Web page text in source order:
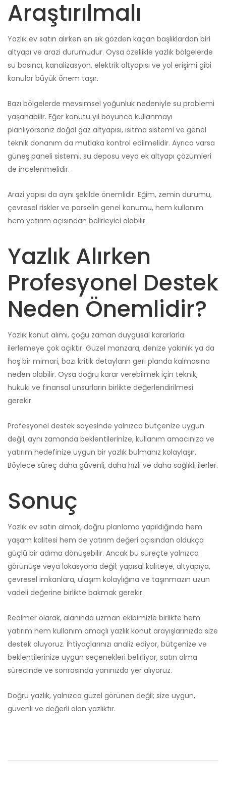
Araştırılmalı
Yazlık ev satın alırken en sık gözden kaçan başlıklardan biri
altyapı ve arazi durumudur. Oysa özellikle yazlık bölgelerde
su basıncı, kanalizasyon, elektrik altyapısı ve yol erişimi gibi
konular büyük önem taşır.
Bazı bölgelerde mevsimsel yoğunluk nedeniyle su problemi
yaşanabilir. Eğer konutu yıl boyunca kullanmayı
planlıyorsanız doğal gaz altyapısı, ısıtma sistemi ve genel
teknik donanım da mutlaka kontrol edilmelidir. Ayrıca varsa
güneş paneli sistemi, su deposu veya ek altyapı çözümleri
de incelenmelidir.
Arazi yapısı da aynı şekilde önemlidir. Eğim, zemin durumu,
çevresel riskler ve parselin genel konumu, hem kullanım
hem yatırım açısından belirleyici olabilir.
Yazlık Alırken
Profesyonel Destek
Neden Önemlidir?
Yazlık konut alımı, çoğu zaman duygusal kararlarla
ilerlemeye çok açıktır. Güzel manzara, denize yakınlık ya da
hoş bir mimari, bazı kritik detayların geri planda kalmasına
neden olabilir. Oysa doğru karar verebilmek için teknik,
hukuki ve finansal unsurların birlikte değerlendirilmesi
gerekir.
Profesyonel destek sayesinde yalnızca bütçenize uygun
değil, aynı zamanda beklentilerinize, kullanım amacınıza ve
yatırım hedefinize uygun bir yazlık bulmanız kolaylaşır.
Böylece süreç daha güvenli, daha hızlı ve daha sağlıklı ilerler.
Sonuç
Yazlık ev satın almak, doğru planlama yapıldığında hem
yaşam kalitesi hem de yatırım değeri açısından oldukça
güçlü bir adıma dönüşebilir. Ancak bu süreçte yalnızca
görünüşe veya lokasyona değil; yapısal kaliteye, altyapıya,
çevresel imkanlara, ulaşım kolaylığına ve taşınmazın uzun
vadeli değerine birlikte bakmak gerekir.
Realmer olarak, alanında uzman ekibimizle birlikte hem
yatırım hem kullanım amaçlı yazlık konut arayışlarınızda size
destek oluyoruz. İhtiyaçlarınızı analiz ediyor, bütçenize ve
beklentilerinize uygun seçenekleri belirliyor, satın alma
sürecinde ve sonrasında yanınızda yer alıyoruz.
Doğru yazlık, yalnızca güzel görünen değil; size uygun,
güvenli ve değerli olan yazlıktır.